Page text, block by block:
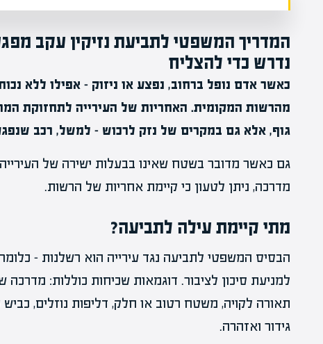
המדריך המשפטי לתביעת נזיקין עקב
נדרש כדי להצליח
כאשר אדם נופל ברחוב, נפצע או ניזוק – אפילו ללא
מהרשות המקומית. האחריות של העירייה לתחזוקת
גוף, אלא גם במקרים של נזק לרכוש – למשל, רכב
גם כאשר מדובר בשטח שאינו בבעלות ישירה של
מדרכה, ניתן לטעון כי קיימת אחריות של הרשות.
מתי קיימת עילה לתביעה?
הבסיס המשפטי לתביעה נגד עירייה הוא רשלנות –
למניעת סיכון לציבור. דוגמאות שכיחות כוללות: מדרכה
תאורה לקויה, משטח רטוב או חלק, דליפות נוזלים,
גידור ואזהרה.